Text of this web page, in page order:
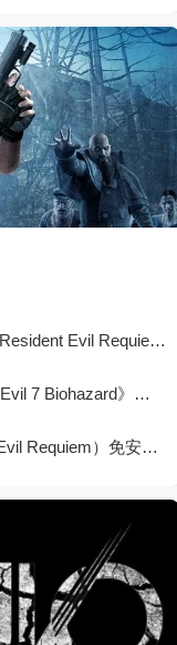
生化危机9：安魂曲-虚拟机版（Resident Evil Requiem HYPERVISOR）免安装中文版
《生化危机7：黄金版/Resident Evil 7 Biohazard》免安装中文版
生化危机9：安魂曲（Resident Evil Requiem）免安装中文版